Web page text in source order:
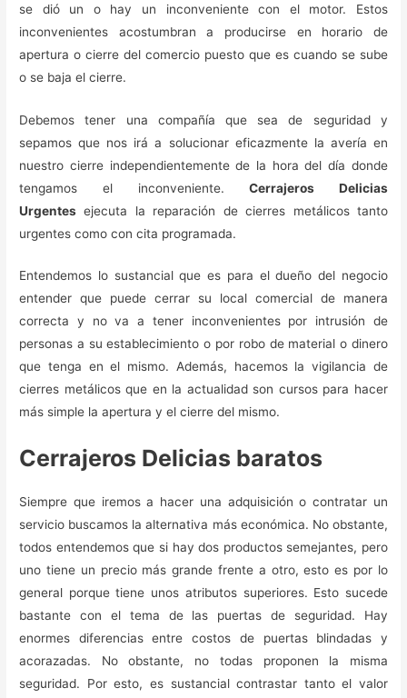
se dió un o hay un inconveniente con el motor. Estos
inconvenientes acostumbran a producirse en horario de
apertura o cierre del comercio puesto que es cuando se sube
o se baja el cierre.
Debemos tener una compañía que sea de seguridad y
sepamos que nos irá a solucionar eficazmente la avería en
nuestro cierre independientemente de la hora del día donde
tengamos el inconveniente.Cerrajeros Delicias
Urgentes ejecuta la reparación de cierres metálicos tanto
urgentes como con cita programada.
Entendemos lo sustancial que es para el dueño del negocio
entender que puede cerrar su local comercial de manera
correcta y no va a tener inconvenientes por intrusión de
personas a su establecimiento o por robo de material o dinero
que tenga en el mismo. Además, hacemos la vigilancia de
cierres metálicos que en la actualidad son cursos para hacer
más simple la apertura y el cierre del mismo.
Cerrajeros Delicias baratos
Siempre que iremos a hacer una adquisición o contratar un
servicio buscamos la alternativa más económica. No obstante,
todos entendemos que si hay dos productos semejantes, pero
uno tiene un precio más grande frente a otro, esto es por lo
general porque tiene unos atributos superiores. Esto sucede
bastante con el tema de las puertas de seguridad. Hay
enormes diferencias entre costos de puertas blindadas y
acorazadas. No obstante, no todas proponen la misma
seguridad. Por esto, es sustancial contrastar tanto el valor